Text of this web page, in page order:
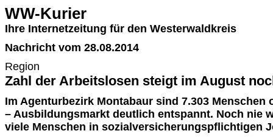
WW-Kurier
Ihre Internetzeitung für den Westerwaldkreis
Nachricht vom 28.08.2014
Region
Zahl der Arbeitslosen steigt im August
Im Agenturbezirk Montabaur sind 7.303 Menschen
– Ausbildungsmarkt deutlich entspannt. Noch nie
viele Menschen in sozialversicherungspflichtigen